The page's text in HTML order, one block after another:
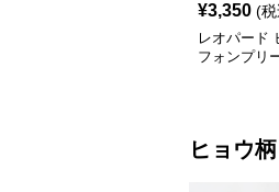
¥3,350 (
レオパード
フォンプリ
ヒョウ柄